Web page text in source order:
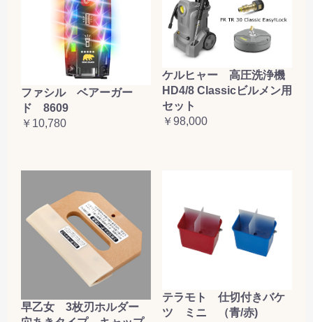
ファシル ベアーガー
ド 8609
￥10,780
ケルヒャー 高圧洗浄機
HD4/8 Classicビルメン用
セット
￥98,000
早乙女 3枚刃ホルダー
テラモト 仕切付きバケ
ツ ミニ （青/赤)